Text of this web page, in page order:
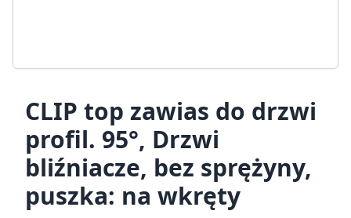
CLIP top zawias do drzwi
profil. 95°, Drzwi
bliźniacze, bez sprężyny,
puszka: na wkręty